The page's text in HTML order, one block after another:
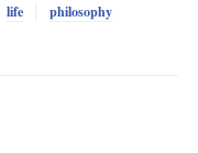
life
philosophy